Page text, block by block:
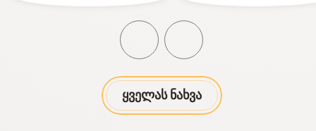
ყველას ნახვა